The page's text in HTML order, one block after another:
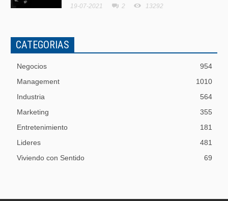
19-07-2021 2 13292
CATEGORIAS
Negocios
954
Management
1010
Industria
564
Marketing
355
Entretenimiento
181
Lideres
481
Viviendo con Sentido
69